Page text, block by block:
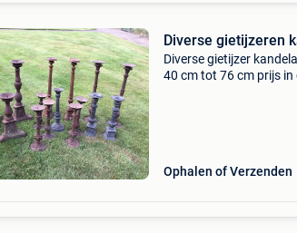
Diverse gietijzeren
Diverse gietijzer
40 cm tot 76 cm prijs
Ophalen of Verzenden